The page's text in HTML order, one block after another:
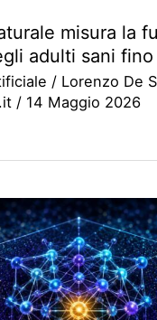
misura la
adulti sani
/ Lorenzo De
/ 14 Maggio 2026